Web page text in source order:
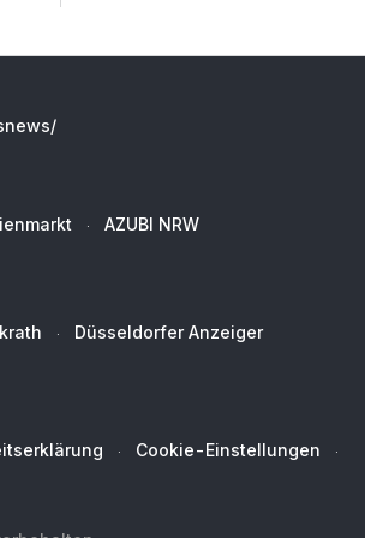
AZUBI NRW
Düsseldorfer Anzeiger
Cookie-Einstellungen